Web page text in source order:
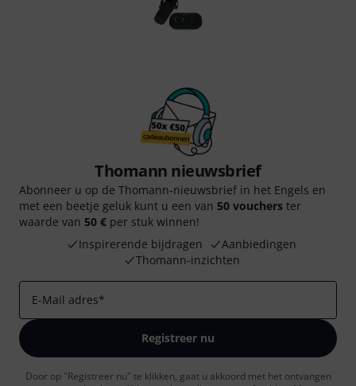
Thomann nieuwsbrief
Abonneer u op de Thomann-nieuwsbrief in het Engels en
met een beetje geluk kunt u een van 50 vouchers ter
waarde van 50 € per stuk winnen!
Inspirerende bijdragen
Aanbiedingen
Thomann-inzichten
E-Mail adres*
Registreer nu
Door op "Registreer nu" te klikken, gaat u akkoord met het ontvangen